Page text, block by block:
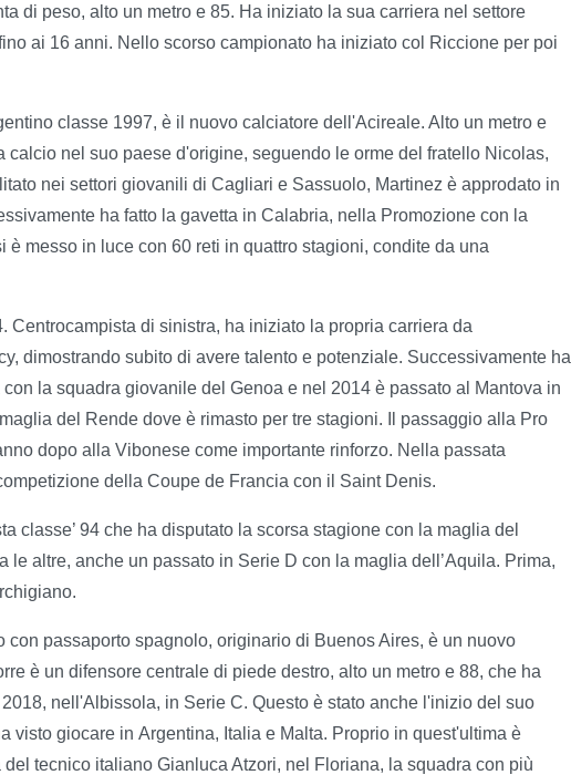
di peso, alto un metro e 85. Ha iniziato la sua carriera nel settore
ai 16 anni. Nello scorso campionato ha iniziato col Riccione per poi
classe 1997, è il nuovo calciatore dell'Acireale. Alto un metro e
calcio nel suo paese d'origine, seguendo le orme del fratello Nicolas,
nei settori giovanili di Cagliari e Sassuolo, Martinez è approdato in
ha fatto la gavetta in Calabria, nella Promozione con la
messo in luce con 60 reti in quattro stagioni, condite da una
Centrocampista di sinistra, ha iniziato la propria carriera da
dimostrando subito di avere talento e potenziale. Successivamente ha
la squadra giovanile del Genoa e nel 2014 è passato al Mantova in
del Rende dove è rimasto per tre stagioni. Il passaggio alla Pro
dopo alla Vibonese come importante rinforzo. Nella passata
della Coupe de Francia con il Saint Denis.
classe’ 94 che ha disputato la scorsa stagione con la maglia del
le altre, anche un passato in Serie D con la maglia dell’Aquila. Prima,
con passaporto spagnolo, originario di Buenos Aires, è un nuovo
è un difensore centrale di piede destro, alto un metro e 88, che ha
nell'Albissola, in Serie C. Questo è stato anche l'inizio del suo
visto giocare in Argentina, Italia e Malta. Proprio in quest'ultima è
tecnico italiano Gianluca Atzori, nel Floriana, la squadra con più